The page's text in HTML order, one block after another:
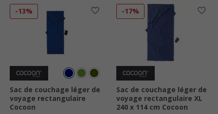
-13%
Sac de couchage léger de
voyage rectangulaire
Cocoon
-17%
Sac de couchage léger de
voyage rectangulaire XL
240 x 114 cm Cocoon